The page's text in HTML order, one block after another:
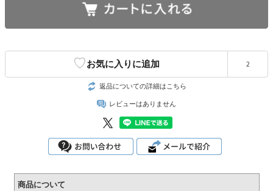
♡お気に入りに追加 2
返品についての詳細はこちら
レビューはありません
商品について